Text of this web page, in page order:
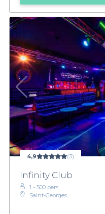
4,9 (3)
Infinity Club
1 - 500 pers.
Saint-Georges